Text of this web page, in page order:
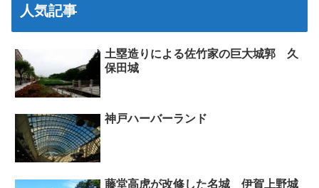
人気記事
土塁造りによる佐竹家の巨大城郭 久
保田城
神戸ハーバーランド
藤堂高虎が改修した名城 伊賀上野城